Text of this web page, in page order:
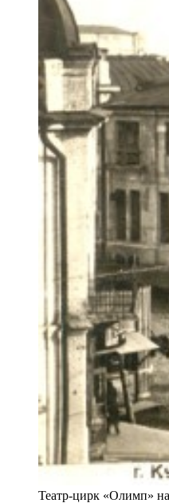
Театр-цирк «Олимп»